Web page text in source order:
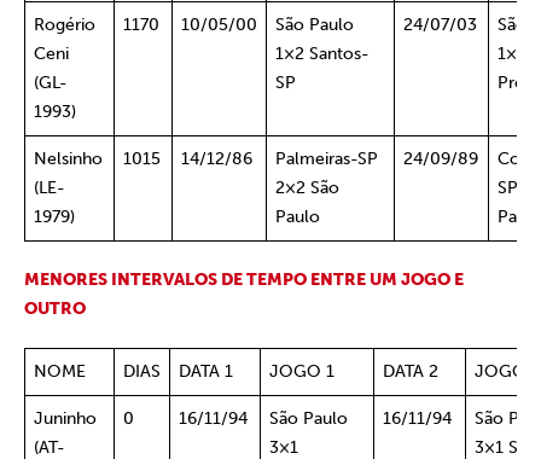
Rogério
Ceni
(GL-
1993)
1170 10/05/00
São Paulo
1×2 Santos-
SP
24/07/03
São
1×2
Nelsinho
(LE-
1979)
1015 14/12/86
Palmeiras-SP
2×2 São
Paulo
24/09/89
SP
Paulo
MENORES INTERVALOS DE TEMPO ENTRE UM JOGO E
OUTRO
NOME DIAS DATA 1 JOGO 1 DATA 2 JOGO 2
Juninho
(AT-
0 16/11/94
São Paulo
3×1
16/11/94
São
3×1 Sp.